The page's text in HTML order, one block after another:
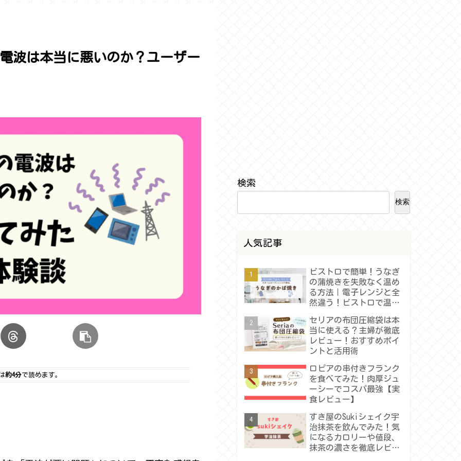
波は本当に悪いのか？ユーザー
約4分で読めます。
検索
検索
人気記事
ビストロで簡単！うなぎ
の蒲焼きを失敗なく温め
る方法｜電子レンジと全
然違う！ビストロで温め
ー
セリアの布団圧縮袋は本
当に使える？主婦が徹底
レビュー！おすすめポイ
ントと活用術
ロピアの串付きフランク
を食べてみた！肉厚ジュ
ーシーでコスパ最強【実
食レビュー】
すき屋のSukiシェイク宇
治抹茶を飲んでみた！気
になるカロリーや値段、
抹茶の濃さを徹底レビュ